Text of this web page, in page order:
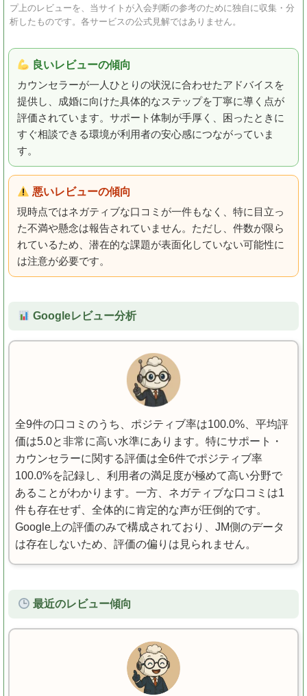
プ上のレビューを、当サイトが入会判断の参考のために独自に収集・分
析したものです。各サービスの公式見解ではありません。
良いレビューの傾向
カウンセラーが一人ひとりの状況に合わせたアドバイスを
提供し、成婚に向けた具体的なステップを丁寧に導く点が
評価されています。サポート体制が手厚く、困ったときに
すぐ相談できる環境が利用者の安心感につながっていま
す。
悪いレビューの傾向
現時点ではネガティブな口コミが一件もなく、特に目立っ
た不満や懸念は報告されていません。ただし、件数が限ら
れているため、潜在的な課題が表面化していない可能性に
は注意が必要です。
Googleレビュー分析
全9件の口コミのうち、ポジティブ率は100.0%、平均評
価は5.0と非常に高い水準にあります。特にサポート・
カウンセラーに関する評価は全6件でポジティブ率
100.0%を記録し、利用者の満足度が極めて高い分野で
あることがわかります。一方、ネガティブな口コミは1
件も存在せず、全体的に肯定的な声が圧倒的です。
Google上の評価のみで構成されており、JM側のデータ
は存在しないため、評価の偏りは見られません。
最近のレビュー傾向